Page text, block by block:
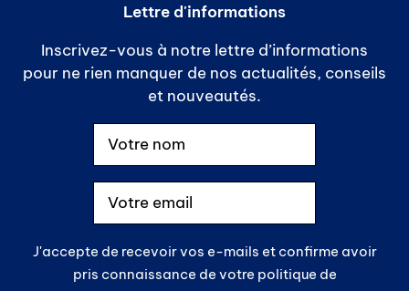
Lettre d'informations
Inscrivez-vous à notre lettre d’informations
pour ne rien manquer de nos actualités, conseils
et nouveautés.
J'accepte de recevoir vos e-mails et confirme avoir
pris connaissance de votre politique de